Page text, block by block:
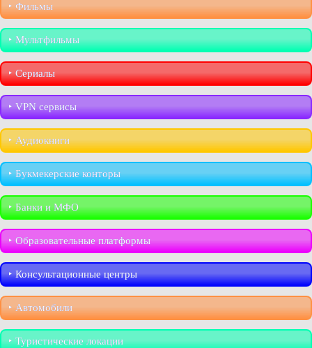
‣︎ Фильмы
‣︎ Мультфильмы
‣︎ Сериалы
‣︎ VPN сервисы
‣︎ Аудиокниги
‣︎ Букмекерские конторы
‣︎ Банки и МФО
‣︎ Образовательные платформы
‣︎ Консультационные центры
‣︎ Автомобили
‣︎ Туристические локации